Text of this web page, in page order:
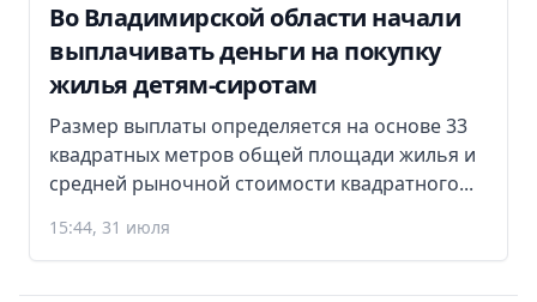
Во Владимирской области начали
выплачивать деньги на покупку
жилья детям-сиротам
Размер выплаты определяется на основе 33
квадратных метров общей площади жилья и
средней рыночной стоимости квадратного...
15:44, 31 июля